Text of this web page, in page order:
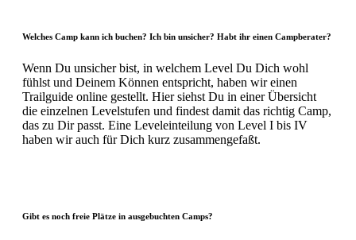
Welches Camp kann ich buchen? Ich bin unsicher? Habt ihr einen Campberater?
Wenn Du unsicher bist, in welchem Level Du Dich wohl
fühlst und Deinem Können entspricht, haben wir einen
Trailguide online gestellt. Hier siehst Du in einer Übersicht
die einzelnen Levelstufen und findest damit das richtig Camp,
das zu Dir passt. Eine Leveleinteilung von Level I bis IV
haben wir auch für Dich kurz zusammengefaßt.
Gibt es noch freie Plätze in ausgebuchten Camps?